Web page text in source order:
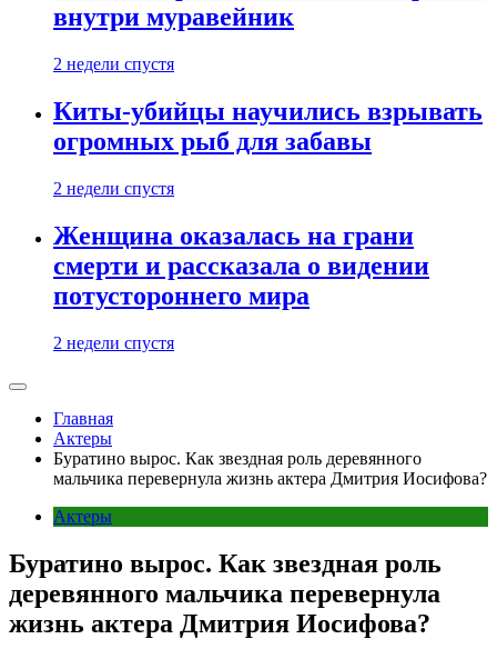
внутри муравейник
2 недели спустя
Киты-убийцы научились взрывать
огромных рыб для забавы
2 недели спустя
Женщина оказалась на грани
смерти и рассказала о видении
потустороннего мира
2 недели спустя
Главная
Актеры
Буратино вырос. Как звездная роль деревянного
мальчика перевернула жизнь актера Дмитрия Иосифова?
Актеры
Буратино вырос. Как звездная роль
деревянного мальчика перевернула
жизнь актера Дмитрия Иосифова?